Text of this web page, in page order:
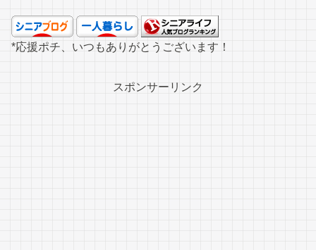
*応援ポチ、いつもありがとうございます！
スポンサーリンク